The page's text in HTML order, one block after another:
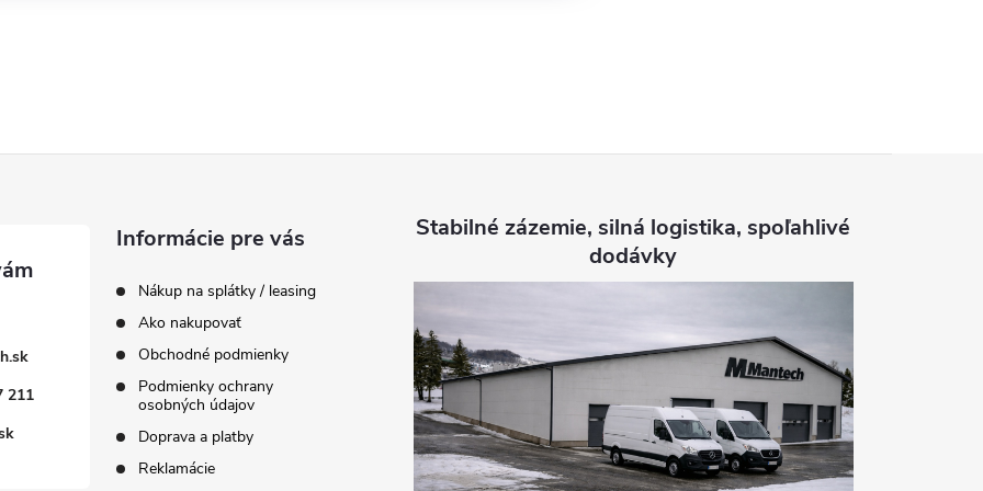
211
Informácie pre vás
Nákup na splátky / leasing
Ako nakupovať
Obchodné podmienky
Podmienky ochrany
osobných údajov
Doprava a platby
Reklamácie
Stabilné zázemie, silná logistika, spoľahlivé
dodávky